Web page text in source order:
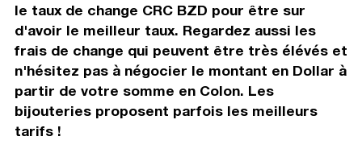
le taux de change CRC BZD pour être sur
d'avoir le meilleur taux. Regardez aussi les
frais de change qui peuvent être très élévés et
n'hésitez pas à négocier le montant en Dollar à
partir de votre somme en Colon. Les
bijouteries proposent parfois les meilleurs
tarifs !